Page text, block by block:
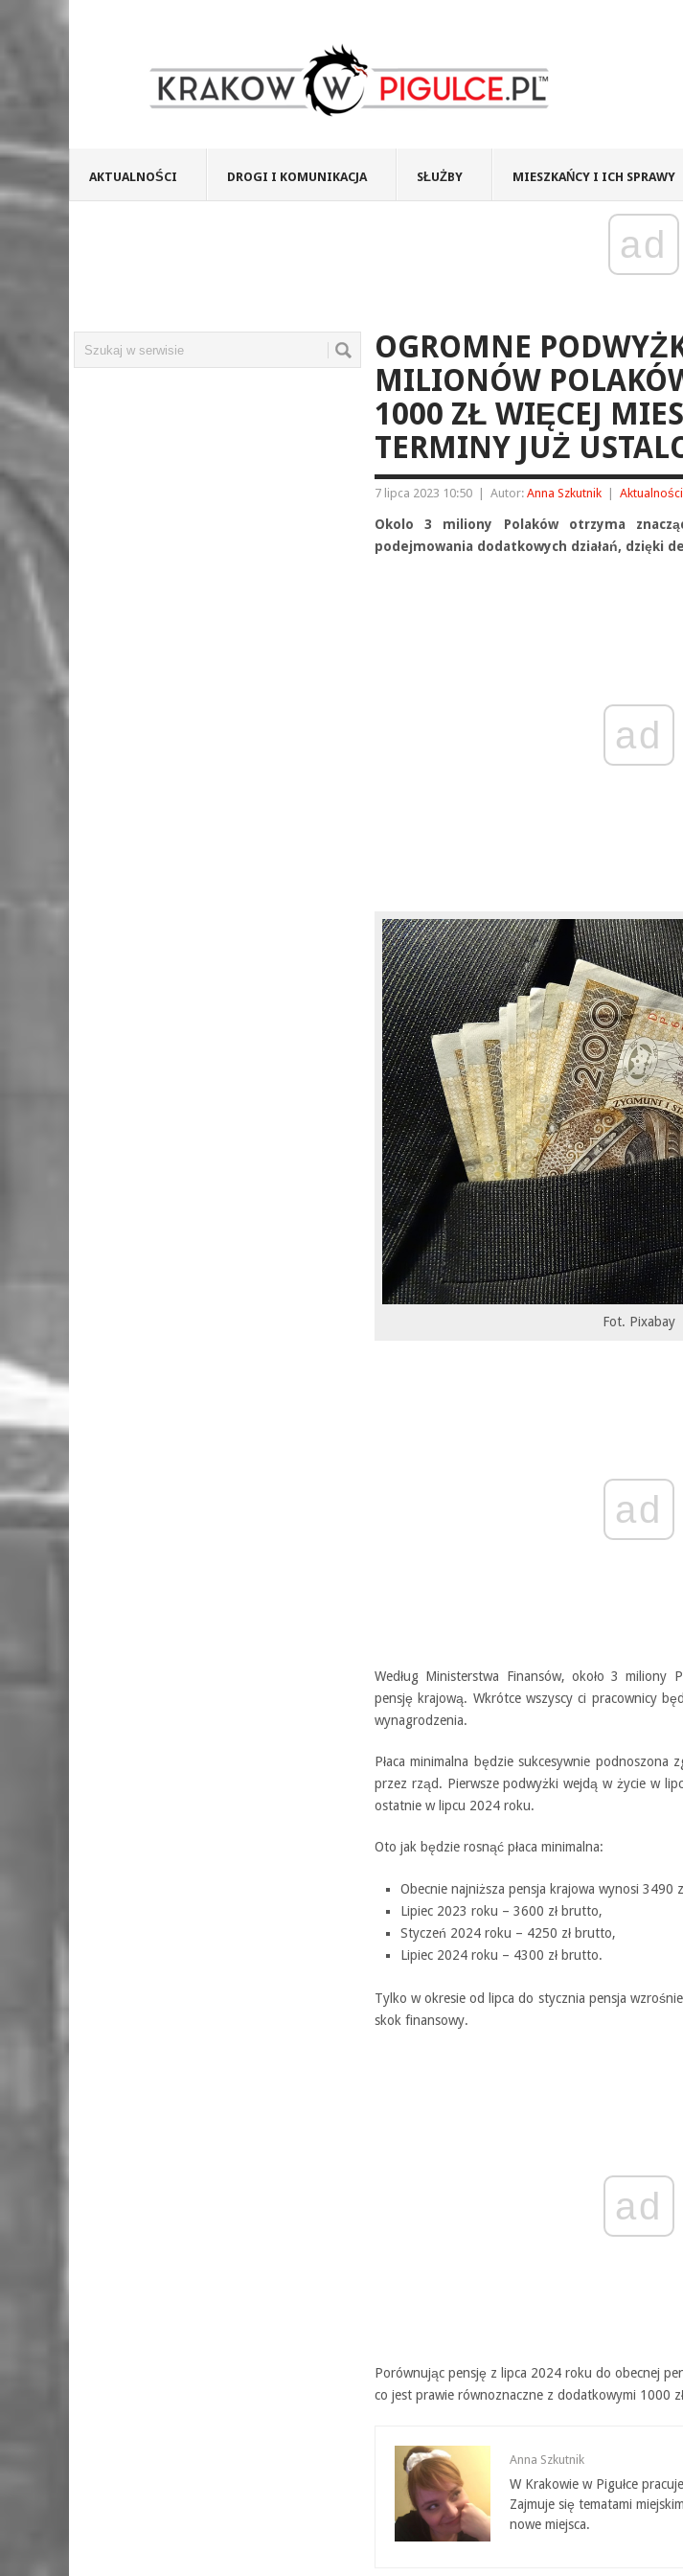
AKTUALNOŚCI DROGI I KOMUNIKACJA SŁUŻBY MIESZKAŃCY I ICH SPRAWY
ad
OGROMNE
MILIONÓW
1000 ZŁ WIĘCEJ
TERMINY JUŻ
7 lipca 2023 10:50 Autor: Anna Szkutnik Aktualności
Okolo 3 miliony Polaków otrzyma
podejmowania dodatkowych działań, dzięki
ad
Fot. Pixabay
ad
Według Ministerstwa Finansów, około 3 miliony
pensję krajową. Wkrótce wszyscy ci pracownicy
wynagrodzenia.
Płaca minimalna będzie sukcesywnie podnoszona
przez rząd. Pierwsze podwyżki wejdą w życie w
ostatnie w lipcu 2024 roku.
Oto jak będzie rosnąć płaca minimalna:
Obecnie najniższa pensja krajowa wynosi 3490
Lipiec 2023 roku – 3600 zł brutto,
Styczeń 2024 roku – 4250 zł brutto,
Lipiec 2024 roku – 4300 zł brutto.
Tylko w okresie od lipca do stycznia pensja
skok finansowy.
ad
Porównując pensję z lipca 2024 roku do obecnej
co jest prawie równoznaczne z dodatkowymi 1000
Anna Szkutnik
W Krakowie w Pigułce
Zajmuje się tematami
nowe miejsca.